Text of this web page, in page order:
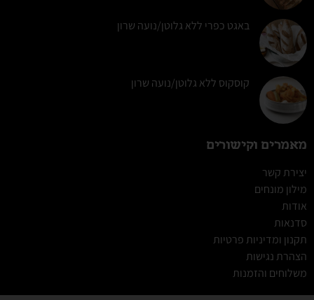
באגט כפרי ללא גלוטן/נועה שרון
קוסקוס ללא גלוטן/נועה שרון
מאמרים וקישורים
יצירת קשר
מילון מונחים
אודות
סדנאות
תקנון ומדיניות פרטיות
הצהרת נגישות
משלוחים והזמנות